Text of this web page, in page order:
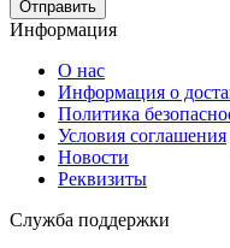
Отправить
Информация
О нас
Информация о
Политика
Условия соглашения
Новости
Реквизиты
Служба поддержки